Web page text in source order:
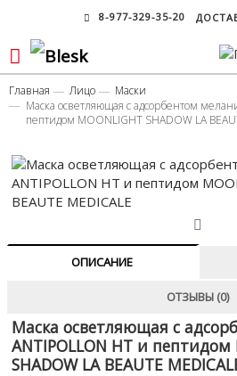
8-977-329-35-20
Главная Лицо
Маски
Маска осветляющая с адсорбентом
пептидом MOONLIGHT SHADOW LA
ОПИСАНИЕ
ОТЗЫВЫ (0)
Маска осветляющая с
ANTIPOLLON HT и пептидом
SHADOW LA BEAUTE